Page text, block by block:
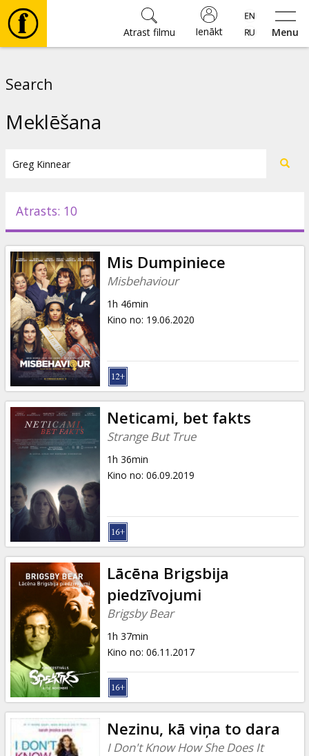
Menu
Ienākt
Atrast filmu
Pasākumi
Ziņas
Dāvanu
kartes
Uzkodas
B2B
Kino
Klubs
Search
Meklēšana
Atrasts: 10
Mis Dumpiniece
Misbehaviour
1h 46min
Kino no: 19.06.2020
Neticami, bet fakts
Strange But True
1h 36min
Kino no: 06.09.2019
Lācēna Brigsbija
piedzīvojumi
Brigsby Bear
1h 37min
Kino no: 06.11.2017
Nezinu, kā viņa to dara
I Don't Know How She Does It